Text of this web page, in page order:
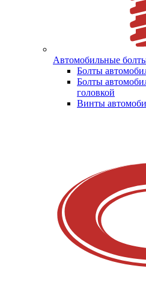
Автомобильные
Болты
Болты
головкой
Винты